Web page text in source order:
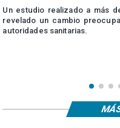
Un estudio realizado a más
revelado un cambio
autoridades sanitarias.